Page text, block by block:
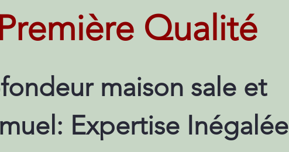
Qualité
maison sale et
Expertise Inégalée